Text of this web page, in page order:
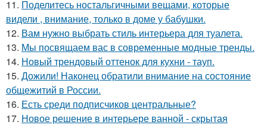
11. Поделитесь ностальгичными вещами, которые
видели , внимание, только в доме у бабушки.
12. Вам нужно выбрать стиль интерьера для туалета.
13. Мы посвящаем вас в современные модные тренды.
14. Новый трендовый оттенок для кухни - тауп.
15. Дожили! Наконец обратили внимание на состояние
общежитий в России.
16. Есть среди подписчиков центральные?
17. Новое решение в интерьере ванной - скрытая